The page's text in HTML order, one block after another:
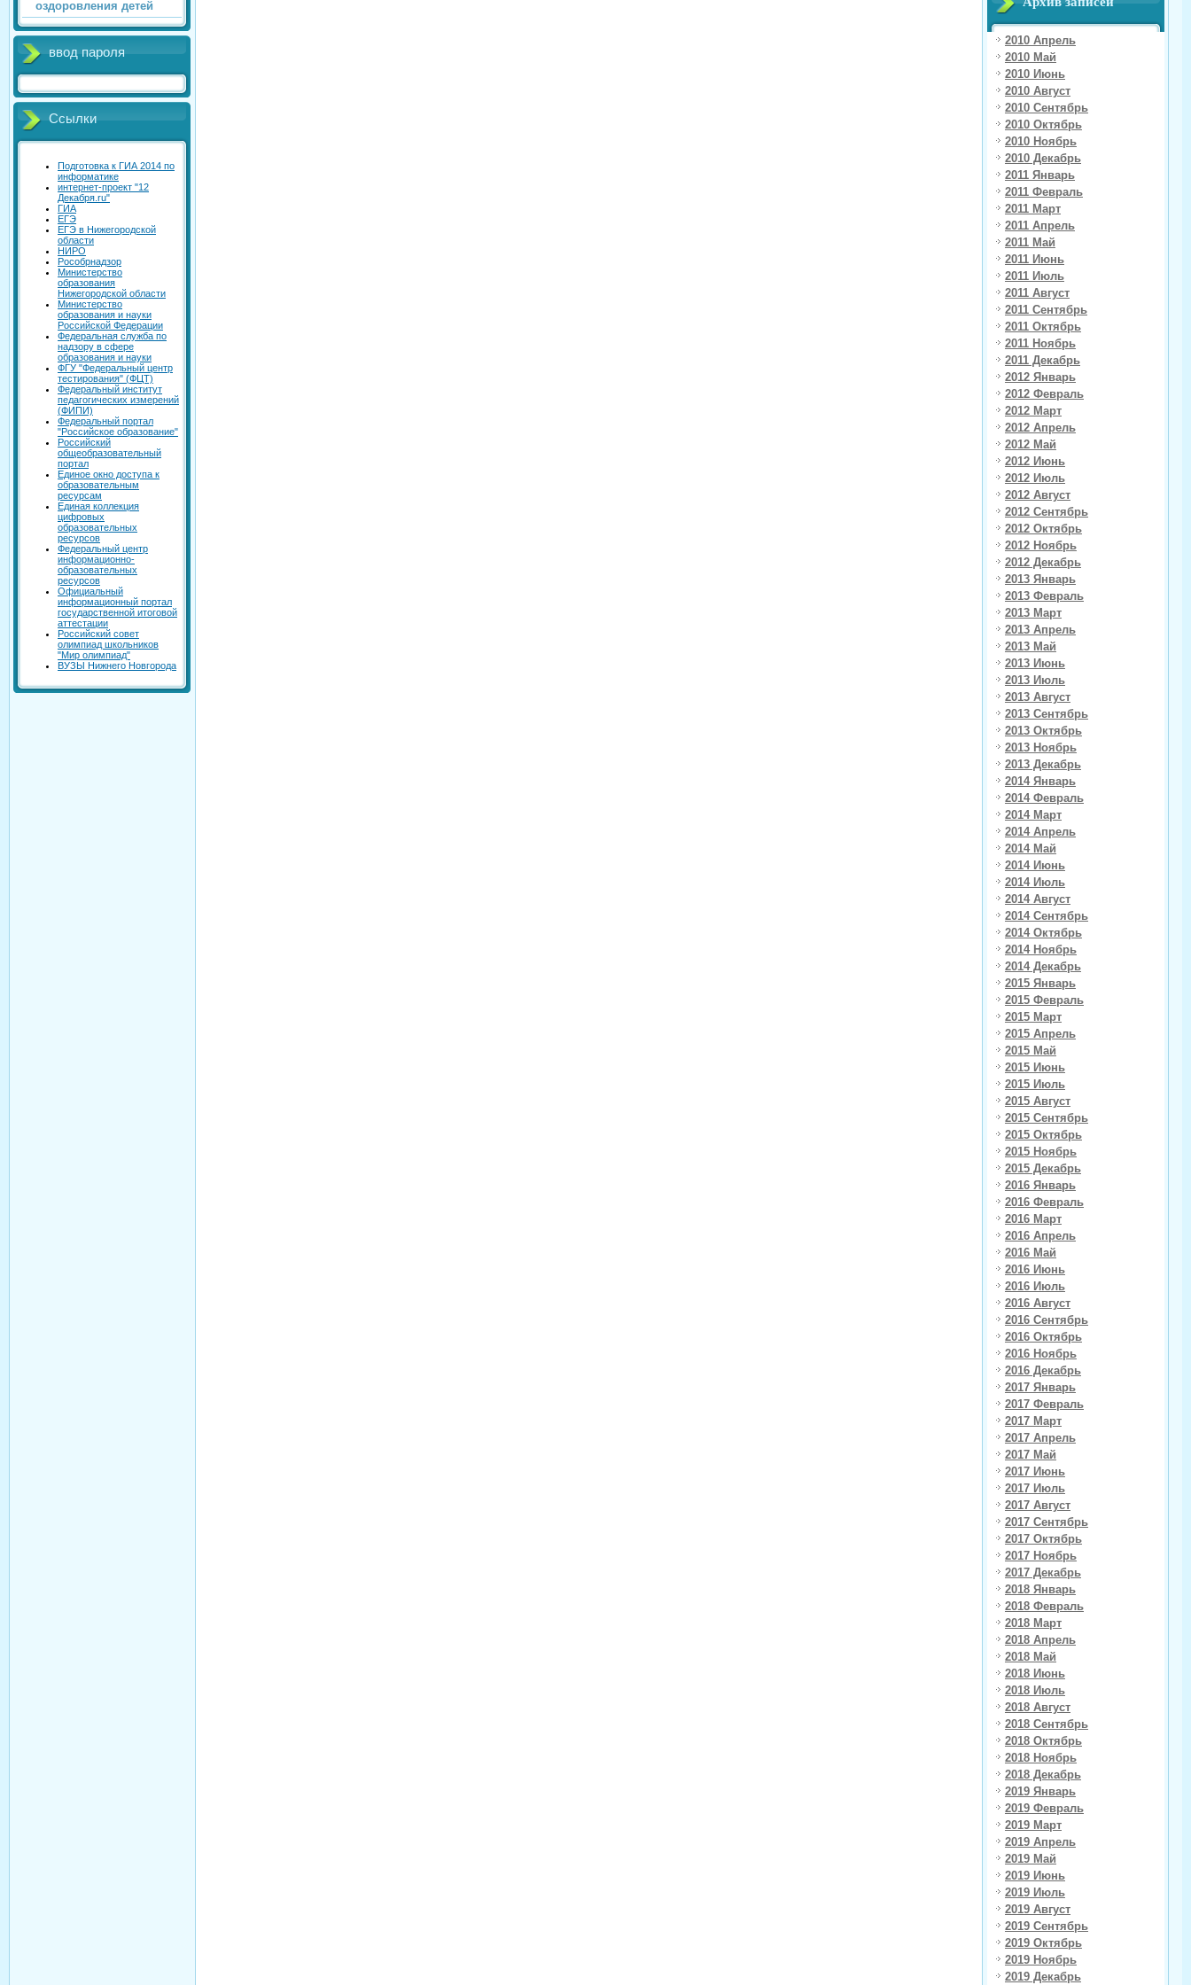
оздоровления детей
ввод пароля
Ссылки
Подготовка к ГИА 2014 по
информатике
интернет-проект "12
Декабря.ru"
ГИА
ЕГЭ
ЕГЭ в Нижегородской
области
НИРО
Рособрнадзор
Министерство
образования
Нижегородской области
Министерство
образования и науки
Российской Федерации
Федеральная служба по
надзору в сфере
образования и науки
ФГУ "Федеральный центр
тестирования" (ФЦТ)
Федеральный институт
педагогических измерений
(ФИПИ)
Федеральный портал
"Российское образование"
Российский
общеобразовательный
портал
Единое окно доступа к
образовательным
ресурсам
Единая коллекция
цифровых
образовательных
ресурсов
Федеральный центр
информационно-
образовательных
ресурсов
Официальный
информационный портал
государственной итоговой
аттестации
Российский совет
олимпиад школьников
"Мир олимпиад"
ВУЗЫ Нижнего Новгорода
2010 Апрель
2010 Май
2010 Июнь
2010 Август
2010 Сентябрь
2010 Октябрь
2010 Ноябрь
2010 Декабрь
2011 Январь
2011 Февраль
2011 Март
2011 Апрель
2011 Май
2011 Июнь
2011 Июль
2011 Август
2011 Сентябрь
2011 Октябрь
2011 Ноябрь
2011 Декабрь
2012 Январь
2012 Февраль
2012 Март
2012 Апрель
2012 Май
2012 Июнь
2012 Июль
2012 Август
2012 Сентябрь
2012 Октябрь
2012 Ноябрь
2012 Декабрь
2013 Январь
2013 Февраль
2013 Март
2013 Апрель
2013 Май
2013 Июнь
2013 Июль
2013 Август
2013 Сентябрь
2013 Октябрь
2013 Ноябрь
2013 Декабрь
2014 Январь
2014 Февраль
2014 Март
2014 Апрель
2014 Май
2014 Июнь
2014 Июль
2014 Август
2014 Сентябрь
2014 Октябрь
2014 Ноябрь
2014 Декабрь
2015 Январь
2015 Февраль
2015 Март
2015 Апрель
2015 Май
2015 Июнь
2015 Июль
2015 Август
2015 Сентябрь
2015 Октябрь
2015 Ноябрь
2015 Декабрь
2016 Январь
2016 Февраль
2016 Март
2016 Апрель
2016 Май
2016 Июнь
2016 Июль
2016 Август
2016 Сентябрь
2016 Октябрь
2016 Ноябрь
2016 Декабрь
2017 Январь
2017 Февраль
2017 Март
2017 Апрель
2017 Май
2017 Июнь
2017 Июль
2017 Август
2017 Сентябрь
2017 Октябрь
2017 Ноябрь
2017 Декабрь
2018 Январь
2018 Февраль
2018 Март
2018 Апрель
2018 Май
2018 Июнь
2018 Июль
2018 Август
2018 Сентябрь
2018 Октябрь
2018 Ноябрь
2018 Декабрь
2019 Январь
2019 Февраль
2019 Март
2019 Апрель
2019 Май
2019 Июнь
2019 Июль
2019 Август
2019 Сентябрь
2019 Октябрь
2019 Ноябрь
2019 Декабрь